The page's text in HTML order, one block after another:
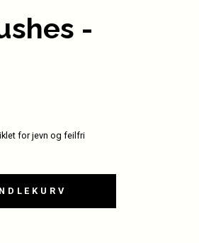
-
for jevn og feilfri